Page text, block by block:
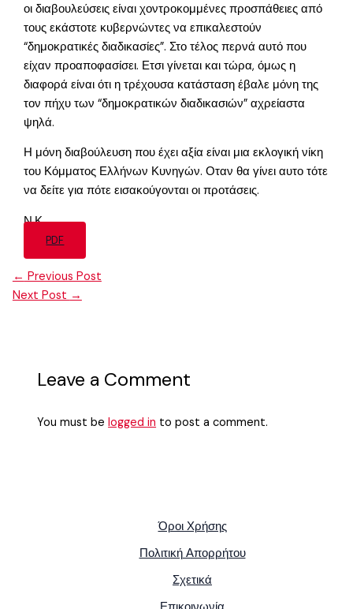
οι διαβουλεύσεις είναι χοντροκομμένες προσπάθειες από
τους εκάστοτε κυβερνώντες να επικαλεστούν
“δημοκρατικές διαδικασίες”. Στο τέλος περνά αυτό που
είχαν προαποφασίσει. Ετσι γίνεται και τώρα, όμως η
διαφορά είναι ότι η τρέχουσα κατάσταση έβαλε μόνη της
τον πήχυ των “δημοκρατικών διαδικασιών” αχρείαστα
ψηλά.
Η μόνη διαβούλευση που έχει αξία είναι μια εκλογική νίκη
του Κόμματος Ελλήνων Κυνηγών. Οταν θα γίνει αυτο τότε
να δείτε για πότε εισακούγονται οι προτάσεις.
Ν.Κ.
PDF
← Previous Post
Next Post →
Leave a Comment
You must belogged in to post a comment.
Όροι Χρήσης
Πολιτική Απορρήτου
Σχετικά